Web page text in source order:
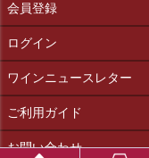
会員登録
ログイン
ワインニュースレター
ご利用ガイド
お問い合わせ